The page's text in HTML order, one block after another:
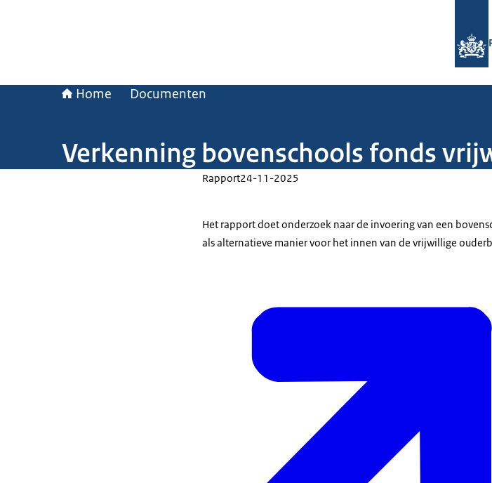
Home Documenten
Verkenning bovenschools fonds
Rapport24-11-2025
Het rapport doet onderzoek naar de invoering van een
als alternatieve manier voor het innen van de vrijwillige